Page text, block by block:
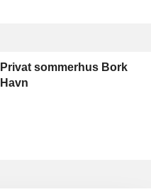
Privat sommerhus Bork
Havn